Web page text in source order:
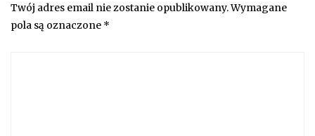
Twój adres email nie zostanie opublikowany.Wymagane
pola są oznaczone *